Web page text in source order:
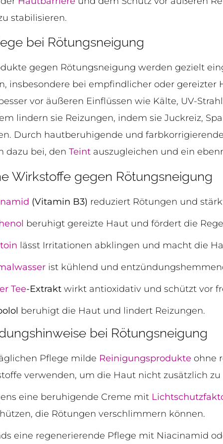
stabilisieren.
bei Rötungsneigung
gegen Rötungsneigung werden gezielt
insbesondere bei empfindlicher oder gereizter
vor äußeren Einflüssen wie Kälte, UV-
lindern sie Reizungen, indem sie Juckreiz,
Durch hautberuhigende und
dazu bei, den Teint auszugleichen und ein
Wirkstoffe gegen Rötungsneigung
(Vitamin B3) reduziert Rötungen und
beruhigt gereizte Haut und fördert die
lässt Irritationen abklingen und macht die
ist kühlend und
Tee-Extrakt wirkt antioxidativ und schützt vor
beruhigt die Haut und lindert Reizungen.
bei Rötungsneigung
Pflege milde Reinigungsprodukte ohne
verwenden, um die Haut nicht zusätzlich zu
eine beruhigende Creme mit
die Rötungen verschlimmern können.
eine regenerierende Pflege mit Niacinamid